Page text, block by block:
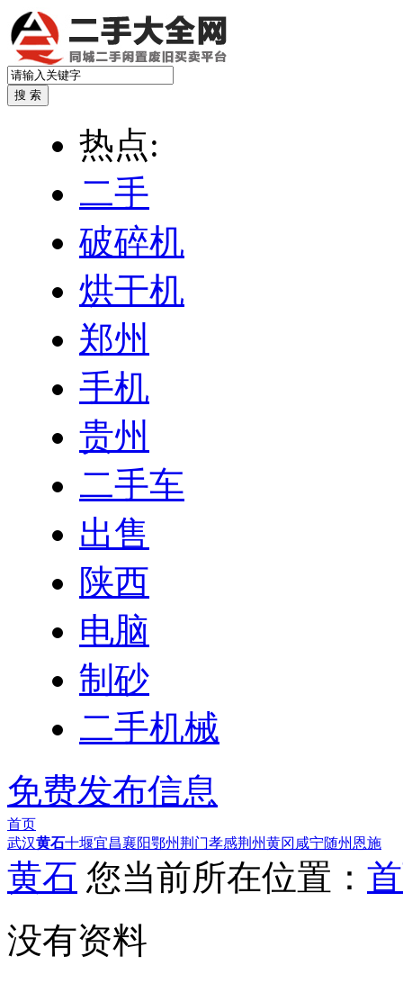
热点:
二手
破碎机
烘干机
郑州
手机
贵州
二手车
出售
陕西
电脑
制砂
二手机械
免费发布信息
首页
武汉黄石十堰宜昌襄阳鄂州荆门孝感荆州黄冈 咸宁随州 恩施
黄石 您当前所在位置：
没有资料